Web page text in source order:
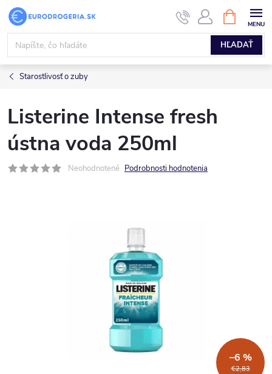
Prejsť
obsah
HĽADAŤ
KOŠÍK
Starostlivosť o zuby
Listerine Intense fresh
ústna voda 250ml
Neohodnotené Podrobnosti hodnotenia
€2,83
–6 %